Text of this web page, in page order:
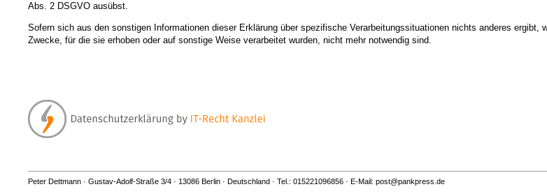
Abs. 2 DSGVO ausübst.
Sofern sich aus den sonstigen Informationen dieser Erklärung über spezifische Verarbeitungssituationen nichts anderes
Zwecke, für die sie erhoben oder auf sonstige Weise verarbeitet wurden, nicht mehr notwendig sind.
Peter Dettmann · Gustav-Adolf-Straße 3/4 · 13086 Berlin · Deutschland · Tel.: 015221096856 · E-Mail: post@pankpress.de